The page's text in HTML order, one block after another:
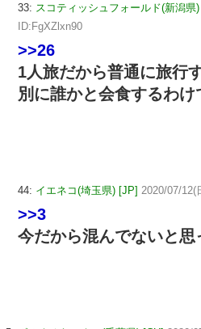
33: スコティッシュフォールド(新潟県)
ID:FgXZlxn90
>>26
1人旅だから普通に旅行
別に誰かと会食するわけ
44: イエネコ(埼玉県) [JP] 2020/07/12(
>>3
今だから混んでないと思